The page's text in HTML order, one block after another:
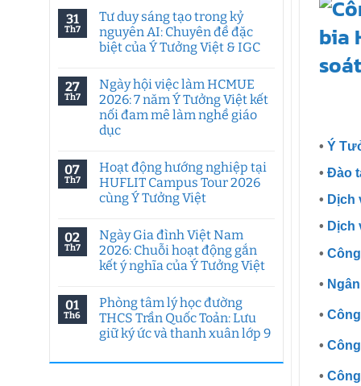
31
Th7
Tư duy sáng tạo trong kỷ
nguyên AI: Chuyên đề đặc
biệt của Ý Tưởng Việt & IGC
bình
luận
ở
Tư
duy
sáng
kỷ
nguyên
AI:
Chuyên
biệt
của
Ý
Tưởng
Việt
27
Th7
Ngày hội việc làm HCMUE
2026: 7 năm Ý Tưởng Việt kết
nối đam mê làm nghề giáo
dục
bình
luận
ở
Ngày
làm
HCMUE
2026:
7
năm
Việt
kết
nối
đam
nghề
07
Th7
Hoạt động hướng nghiệp tại
HUFLIT Campus Tour 2026
cùng Ý Tưởng Việt
bình
luận
ở
Hoạt
nghiệp
tại
HUFLIT
Campus
Tour
cùng
02
Th7
Ngày Gia đình Việt Nam
2026: Chuỗi hoạt động gắn
kết ý nghĩa của Ý Tưởng Việt
bình
luận
ở
Ngày
Gia
Việt
01
Th6
Phòng tâm lý học đường
THCS Trần Quốc Toản: Lưu
giữ ký ức và thanh xuân lớp 9
có
• Ý
•Đào
• Dịch
• Dịch
•
•
•
•
•